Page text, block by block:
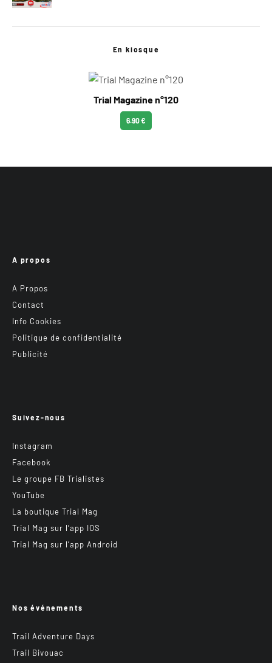
En kiosque
Trial Magazine n°120
6.90 €
A propos
A Propos
Contact
Info Cookies
Politique de confidentialité
Publicité
Suivez-nous
Instagram
Facebook
Le groupe FB Trialistes
YouTube
La boutique Trial Mag
Trial Mag sur l’app IOS
Trial Mag sur l’app Android
Nos événements
Trail Adventure Days
Trail Bivouac